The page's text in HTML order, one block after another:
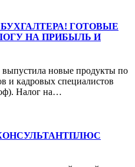
ГОТОВЫЕ
НА ПРИБЫЛЬ И
новые продукты по
и кадровых специалистов
Налог на…